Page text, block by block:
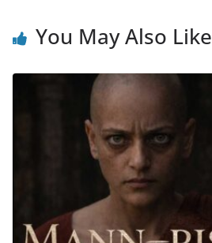
You May Also Like